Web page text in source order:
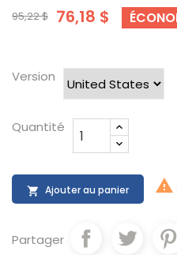
95,22 $ 76,18 $
Version
Quantité
 Ajouter au panier 
Partager